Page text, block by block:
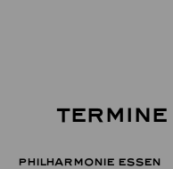
PHILHARMONIE ESSEN